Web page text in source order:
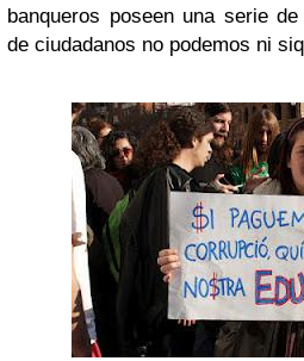
banqueros poseen una serie
de ciudadanos no podemos ni